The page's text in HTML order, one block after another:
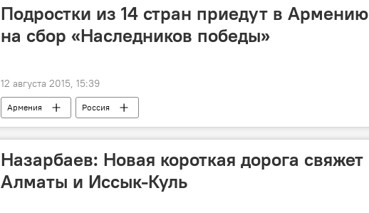
Подростки из 14 стран приедут в Армению
на сбор «Наследников победы»
12 августа 2015, 15:39
Армения Россия
Назарбаев: Новая короткая дорога свяжет
Алматы и Иссык-Куль